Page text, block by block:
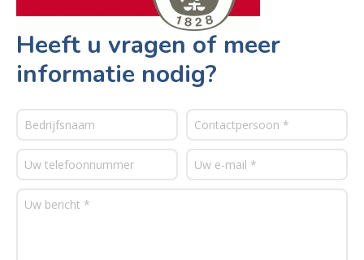
Heeft u vragen of meer
informatie nodig?